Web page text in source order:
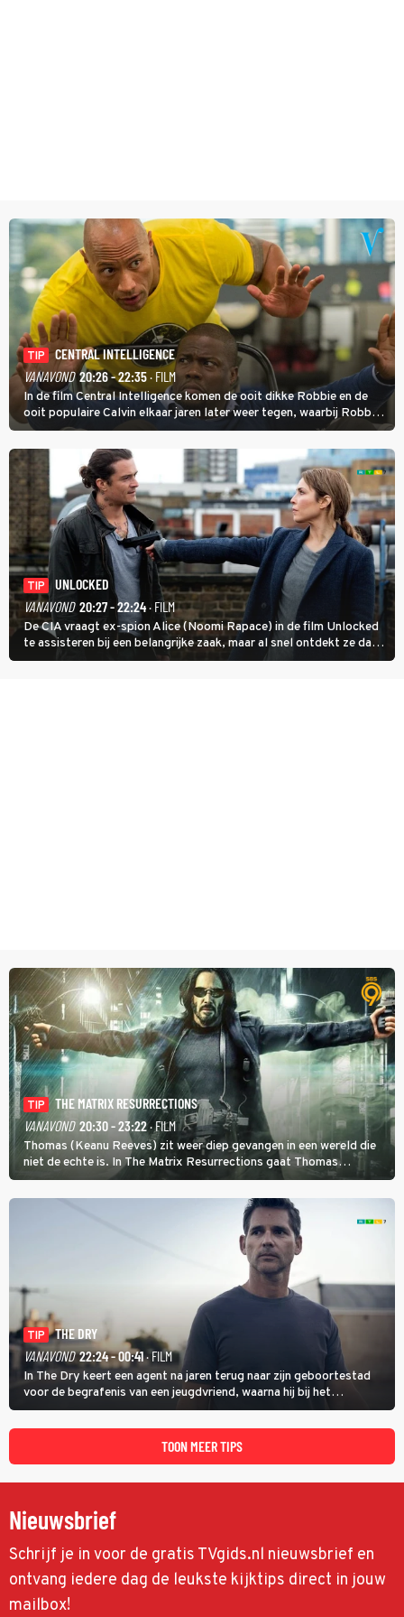
TIP
CENTRAL INTELLIGENCE
VANAVOND 20:26 - 22:35· FILM
In de film Central Intelligence komen de ooit dikke Robbie en de
ooit populaire Calvin elkaar jaren later weer tegen, waarbij Robbie,
inmiddels supergespierd en werkzaam voor de CIA, Calvins hulp
goed kan gebruiken.
TIP
UNLOCKED
VANAVOND 20:27 - 22:24· FILM
De CIA vraagt ex-spion Alice (Noomi Rapace) in de film Unlocked
te assisteren bij een belangrijke zaak, maar al snel ontdekt ze dat
degene die haar aanstelde kwade bedoelingen heeft.
TIP
THE MATRIX RESURRECTIONS
VANAVOND 20:30 - 23:22· FILM
Thomas (Keanu Reeves) zit weer diep gevangen in een wereld die
niet de echte is. In The Matrix Resurrections gaat Thomas
proberen uit deze schijnwereld te ontsnappen.
TIP
THE DRY
VANAVOND 22:24 - 00:41· FILM
In The Dry keert een agent na jaren terug naar zijn geboortestad
voor de begrafenis van een jeugdvriend, waarna hij bij het
onderzoeken van diens dood een verband begint te vermoeden
met een oude zaak.
TOON MEER TIPS
Nieuwsbrief
Schrijf je in voor de gratis TVgids.nl nieuwsbrief en
ontvang iedere dag de leukste kijktips direct in jouw
mailbox!